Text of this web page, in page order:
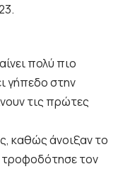
πολύ πιο
γήπεδο στην
τις πρώτες
καθώς άνοιξαν το
τροφοδότησε τον